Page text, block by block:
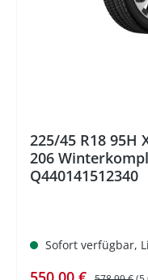
225/45 R18 95H
206
Q440141512340
Sofort verfügbar,
Regulärer